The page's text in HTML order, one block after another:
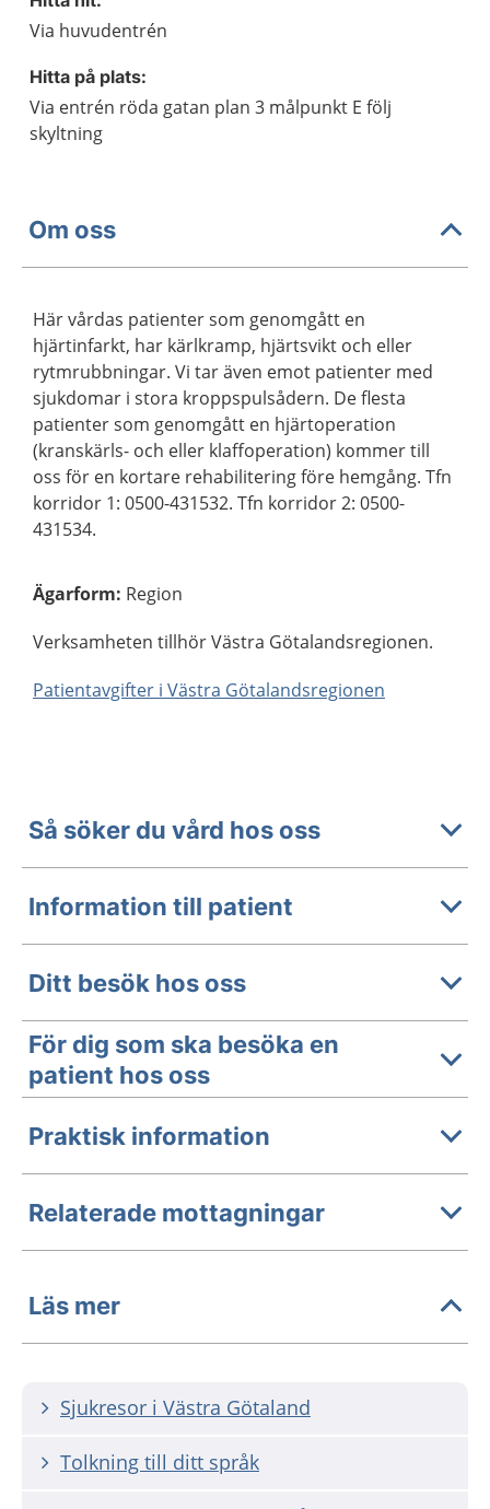
Via huvudentrén
Hitta på plats:
Via entrén röda gatan plan 3 målpunkt E följ
skyltning
Om oss
Här vårdas patienter som genomgått en
hjärtinfarkt, har kärlkramp, hjärtsvikt och eller
rytmrubbningar. Vi tar även emot patienter med
sjukdomar i stora kroppspulsådern. De flesta
patienter som genomgått en hjärtoperation
(kranskärls- och eller klaffoperation) kommer till
oss för en kortare rehabilitering före hemgång. Tfn
korridor 1: 0500-431532. Tfn korridor 2: 0500-
431534.
Ägarform: Region
Verksamheten tillhör Västra Götalandsregionen.
Patientavgifter i Västra Götalandsregionen
Så söker du vård hos oss
Information till patient
Ditt besök hos oss
För dig som ska besöka en
patient hos oss
Praktisk information
Relaterade mottagningar
Läs mer
Sjukresor i Västra Götaland
Tolkning till ditt språk